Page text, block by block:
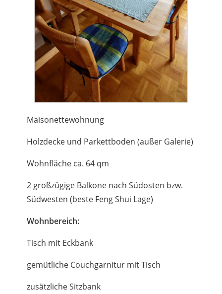
Maisonettewohnung
Holzdecke und Parkettboden (außer Galerie)
Wohnfläche ca. 64 qm
2 großzügige Balkone nach Südosten bzw.
Südwesten (beste Feng Shui Lage)
Wohnbereich:
Tisch mit Eckbank
gemütliche Couchgarnitur mit Tisch
zusätzliche Sitzbank